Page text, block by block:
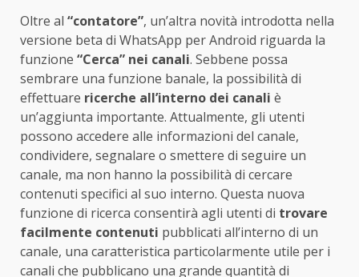
Oltre al “contatore”, un’altra novità introdotta nella
versione beta di WhatsApp per Android riguarda la
funzione “Cerca” nei canali. Sebbene possa
sembrare una funzione banale, la possibilità di
effettuare ricerche all’interno dei canali è
un’aggiunta importante. Attualmente, gli utenti
possono accedere alle informazioni del canale,
condividere, segnalare o smettere di seguire un
canale, ma non hanno la possibilità di cercare
contenuti specifici al suo interno. Questa nuova
funzione di ricerca consentirà agli utenti di trovare
facilmente contenuti pubblicati all’interno di un
canale, una caratteristica particolarmente utile per i
canali che pubblicano una grande quantità di